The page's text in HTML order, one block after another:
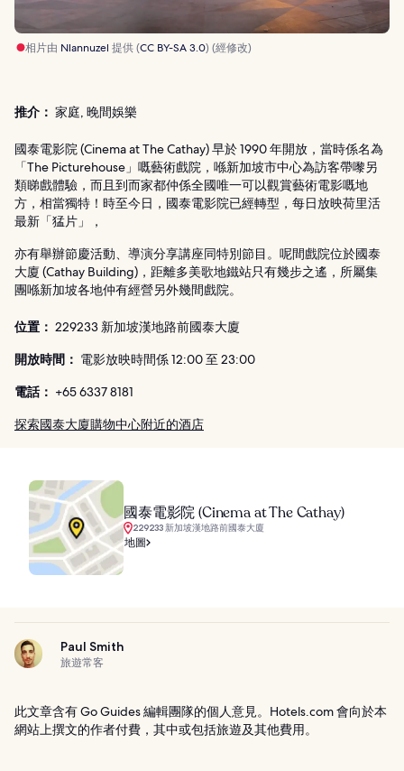
相片由 Nlannuzel 提供 (CC BY-SA 3.0) (經修改)
推介： 家庭, 晚間娛樂
國泰電影院 (Cinema at The Cathay) 早於 1990 年開放，當時係名為
「The Picturehouse」嘅藝術戲院，喺新加坡市中心為訪客帶嚟另
類睇戲體驗，而且到而家都仲係全國唯一可以觀賞藝術電影嘅地
方，相當獨特！時至今日，國泰電影院已經轉型，每日放映荷里活
最新「猛片」，
亦有舉辦節慶活動、導演分享講座同特別節目。呢間戲院位於國泰
大廈 (Cathay Building)，距離多美歌地鐵站只有幾步之遙，所屬集
團喺新加坡各地仲有經營另外幾間戲院。
位置： 229233 新加坡漢地路前國泰大廈
開放時間： 電影放映時間係 12:00 至 23:00
電話： +65 6337 8181
探索國泰大廈購物中心附近的酒店
國泰電影院 (Cinema at The Cathay)
229233 新加坡漢地路前國泰大廈
地圖
Paul Smith
旅遊常客
此文章含有 Go Guides 編輯團隊的個人意見。Hotels.com 會向於本
網站上撰文的作者付費，其中或包括旅遊及其他費用。